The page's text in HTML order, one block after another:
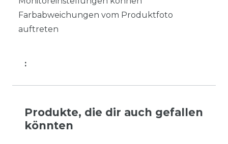
Farbabweichungen vom Produktfoto
auftreten
:
Produkte, die dir auch gefallen
könnten